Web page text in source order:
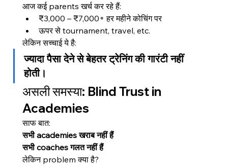
आज कई parents खर्च कर रहे हैं:
₹3,000 – ₹7,000+ हर महीने कोचिंग पर
ऊपर से tournament, travel, etc.
लेकिन सच्चाई ये है:
ज्यादा पैसा देने से बेहतर ट्रेनिंग की गारंटी नहीं
होती।
असली समस्या: Blind Trust in
Academies
साफ बात:
सभी academies खराब नहीं हैं
सभी coaches गलत नहीं हैं
लेकिन problem क्या है?